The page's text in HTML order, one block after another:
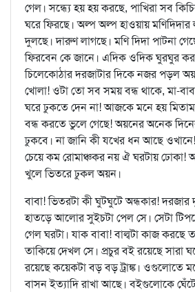
গেল। সন্ধ্যে হয় হয় করছে, পাখিরা সব
ঘরে ফিরছে। অল্প অল্প হাওয়ায় মণিদিদার
দুলছে। দারুণ লাগছে। মণি দিদা পাটনা
ফিরবেন কে জানে। এদিক ওদিক ঘুরঘুর
চিলেকোঠার দরজাটার দিকে নজর পড়ল
খোলা! ওটা তো সব সময় বন্ধ থাকে, মা-
ঘরে ঢুকতে দেন না! আজকে মনে হয়
বন্ধ করতে ভুলে গেছে! অয়নের অনেক
ঢুকবে। না জানি কী যখের ধন আছে ওখানে!
চেয়ে কম রোমাঞ্চকর নয় ঐ ঘরটায় ঢোকা!
খুলে ভিতরে ঢুকল অয়ন।
বাবা! ভিতরটা কী ঘুটঘুটে অন্ধকার!
হাতড়ে আলোর সুইচটা পেল সে। সেটা
গেল ঘরটা। যাক বাবা! বাল্বটা কাজ করছে
তাকিয়ে দেখল সে। প্রচুর বই রয়েছে
রয়েছে কয়েকটা বড় বড় ট্রাঙ্ক। ওগুলোতে
বাসন ইত্যাদি রাখা আছে। বইগুলোকে